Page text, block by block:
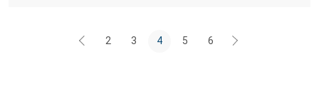
2 3 4 5 6